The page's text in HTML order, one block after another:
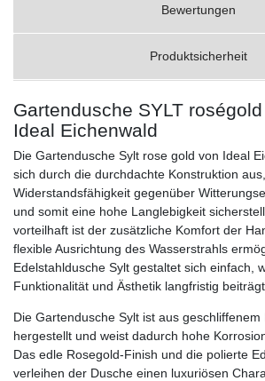
Bewertungen
Produktsicherheit
Gartendusche SYLT
Ideal Eichenwald
Die Gartendusche Sylt rose gold von Ideal
sich durch die durchdachte Konstruktion
Widerstandsfähigkeit gegenüber
und somit eine hohe Langlebigkeit
vorteilhaft ist der zusätzliche Komfort der
flexible Ausrichtung des Wasserstrahls
Edelstahldusche Sylt gestaltet sich einfach,
Funktionalität und Ästhetik langfristig beiträgt.
Die Gartendusche Sylt ist aus geschliffenem
hergestellt und weist dadurch hohe
Das edle Rosegold-Finish und die polierte
verleihen der Dusche einen luxuriösen